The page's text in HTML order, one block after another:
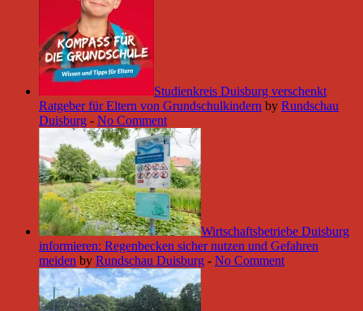
Studienkreis Duisburg verschenkt
Ratgeber für Eltern von Grundschulkindern by Rundschau
Duisburg - No Comment
Wirtschaftsbetriebe Duisburg
informieren: Regenbecken sicher nutzen und Gefahren
meiden by Rundschau Duisburg - No Comment